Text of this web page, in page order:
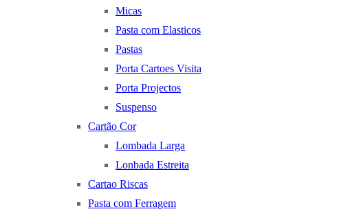
Micas
Pasta com Elasticos
Pastas
Porta Cartoes Visita
Porta Projectos
Suspenso
Cartão Cor
Lombada Larga
Lonbada Estreita
Cartao Riscas
Pasta com Ferragem